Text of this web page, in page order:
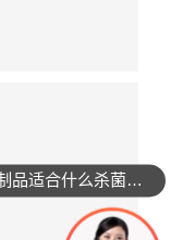
玻璃瓶燕窝适合什么杀菌方式?